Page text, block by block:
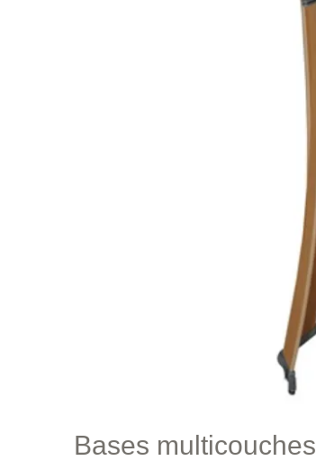
Bases multicouches